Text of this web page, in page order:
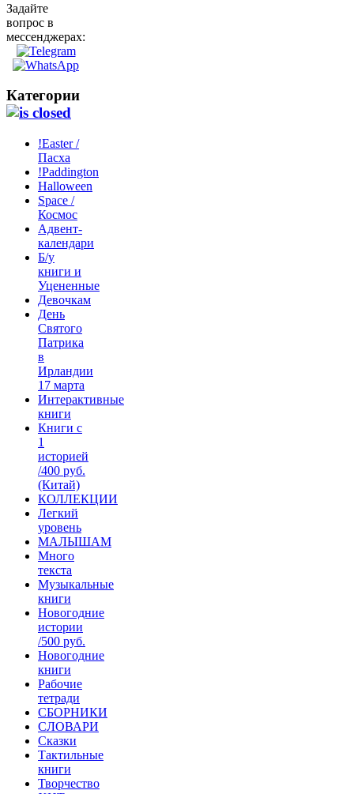
Задайте
вопрос в
мессенджерах:
Категории
!Easter /
Пасха
!Paddington
Halloween
Space /
Космос
Адвент-
календари
Б/у
книги и
Уцененные
Девочкам
День
Святого
Патрика
в
Ирландии
17 марта
Интерактивные
книги
Книги с
1
историей
/400 руб.
(Китай)
КОЛЛЕКЦИИ
Легкий
уровень
МАЛЫШАМ
Много
текста
Музыкальные
книги
Новогодние
истории
/500 руб.
Новогодние
книги
Рабочие
тетради
СБОРНИКИ
СЛОВАРИ
Сказки
Тактильные
книги
Творчество